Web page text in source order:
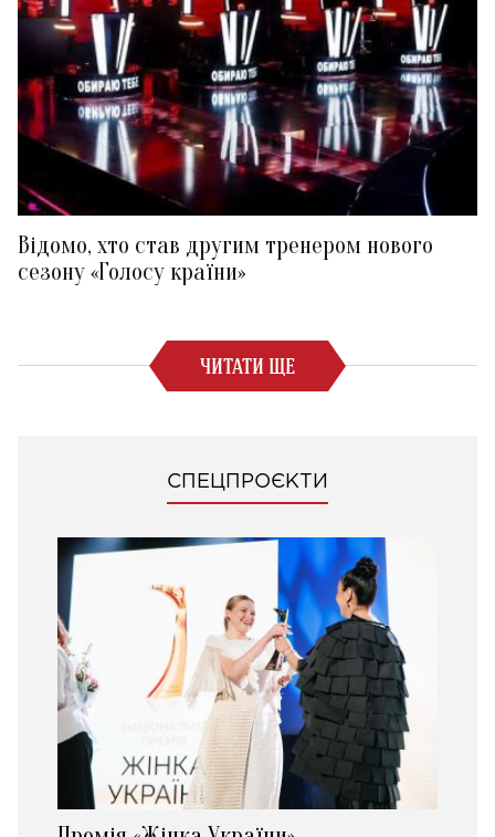
Відомо, хто став другим тренером нового
сезону «Голосу країни»
ЧИТАТИ ЩЕ
СПЕЦПРОЄКТИ